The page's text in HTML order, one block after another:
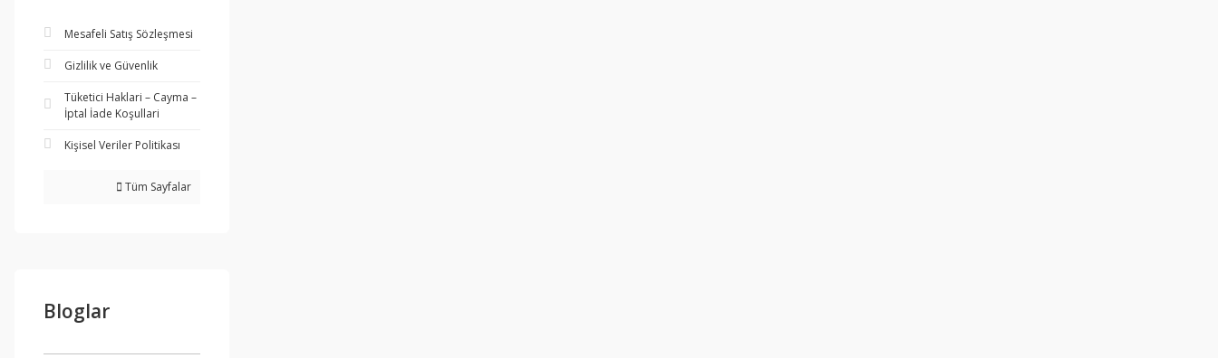
Mesafeli Satış Sözleşmesi
Gizlilik ve Güvenlik
Tüketici Haklari – Cayma –
İptal İade Koşullari
Kişisel Veriler Politikası
Tüm Sayfalar
Bloglar